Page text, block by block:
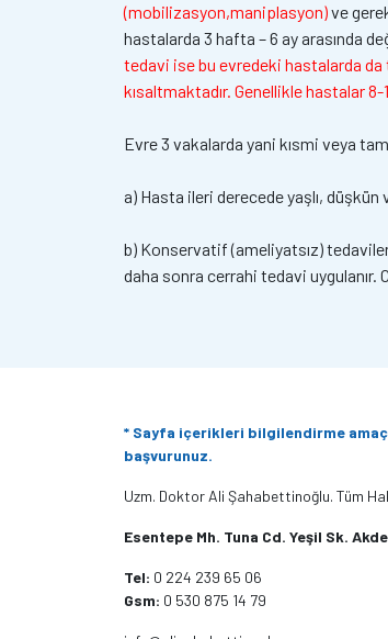
(mobilizasyon,maniplasyon)ve
hastalarda 3 hafta – 6 ay arasında
tedavi ise bu evredeki hastalarda da
kısaltmaktadır. Genellikle hastalar
Evre 3 vakalarda yani kısmi veya
a) Hasta ileri derecede yaşlı,
b) Konservatif (ameliyatsız)
daha sonra cerrahi tedavi
* Sayfa içerikleri bilgilendirme
başvurunuz.
Uzm. Doktor Ali Şahabettinoğlu. Tüm
Esentepe Mh. Tuna Cd. Yeşil Sk.
Tel: 0 224 239 65 06
Gsm: 0 530 875 14 79